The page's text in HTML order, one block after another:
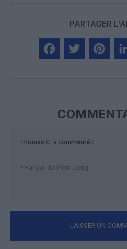
PARTAGER
Thomas C. a commenté :
*Hangar de Pont-Long
LAISSER UN